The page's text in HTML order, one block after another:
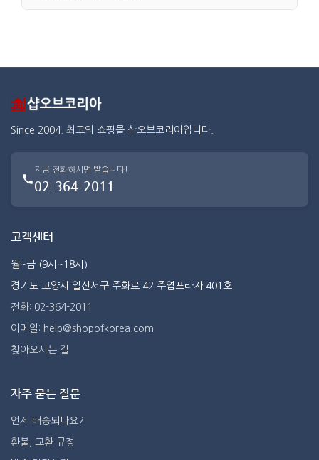
Since 2004. 최고의 쇼핑몰 샵오브코리아입니다.
지금 전화하시면 받습니다!
02-364-2011
고객센터
월~금 (9시~18시)
경기도 고양시 일산서구 주화로 42 주엽프라자 401호
전화: 02-364-2011
이메일: help@shopofkorea.com
찾아오시는 길
자주 묻는 질문
언제 배송되나요?
환불, 교환 규정